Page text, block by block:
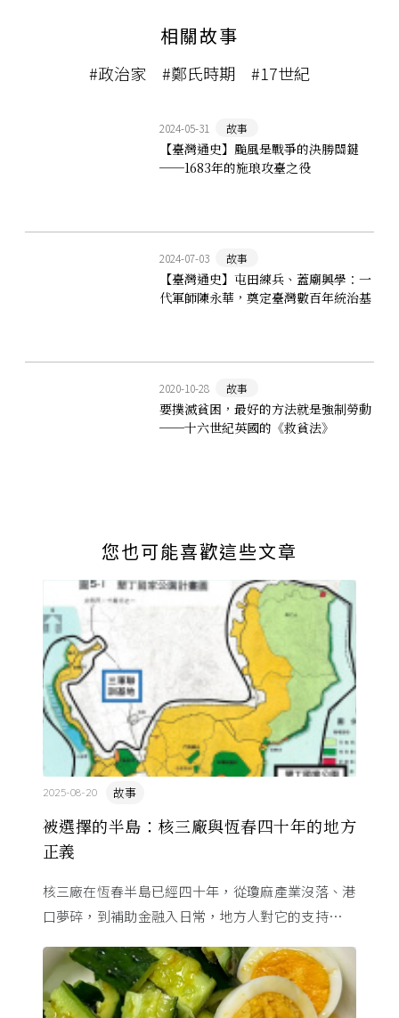
相關故事
#政治家 #鄭氏時期 #17世紀
2024-05-31 故事
【臺灣通史】颱風是戰爭的決勝關鍵
──1683年的施琅攻臺之役
2024-07-03 故事
【臺灣通史】屯田練兵、蓋廟興學：一
代軍師陳永華，奠定臺灣數百年統治基
2020-10-28 故事
要撲滅貧困，最好的方法就是強制勞動
──十六世紀英國的《救貧法》
您也可能喜歡這些文章
被選擇的半島：核三廠與恆春四十年的地方
正義
故事
2025-08-20
核三廠在恆春半島已經四十年，從瓊麻產業沒落、港
口夢碎，到補助金融入日常，地方人對它的支持其實
過田野故事，看見核電、 ...